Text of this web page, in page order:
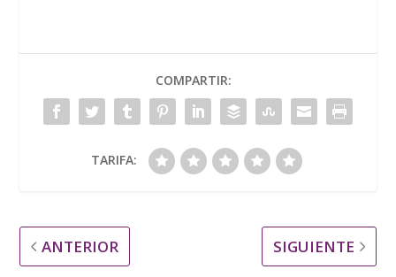
COMPARTIR:
TARIFA:
ANTERIOR SIGUIENTE